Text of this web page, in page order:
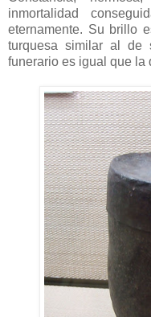
inmortalidad
eternamente. Su brillo
turquesa similar al
funerario es igual que la